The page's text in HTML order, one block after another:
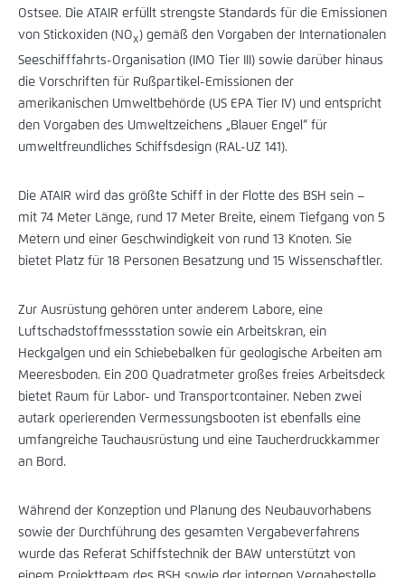
Ostsee. Die ATAIR erfüllt strengste Standards für die Emissionen
von Stickoxiden (NOx) gemäß den Vorgaben der Internationalen
Seeschifffahrts-Organisation (IMO Tier III) sowie darüber hinaus
die Vorschriften für Rußpartikel-Emissionen der
amerikanischen Umweltbehörde (US EPA Tier IV) und entspricht
den Vorgaben des Umweltzeichens „Blauer Engel“ für
umweltfreundliches Schiffsdesign (RAL-UZ 141).
Die ATAIR wird das größte Schiff in der Flotte des BSH sein –
mit 74 Meter Länge, rund 17 Meter Breite, einem Tiefgang von 5
Metern und einer Geschwindigkeit von rund 13 Knoten. Sie
bietet Platz für 18 Personen Besatzung und 15 Wissenschaftler.
Zur Ausrüstung gehören unter anderem Labore, eine
Luftschadstoffmessstation sowie ein Arbeitskran, ein
Heckgalgen und ein Schiebebalken für geologische Arbeiten am
Meeresboden. Ein 200 Quadratmeter großes freies Arbeitsdeck
bietet Raum für Labor- und Transportcontainer. Neben zwei
autark operierenden Vermessungsbooten ist ebenfalls eine
umfangreiche Tauchausrüstung und eine Taucherdruckkammer
an Bord.
Während der Konzeption und Planung des Neubauvorhabens
sowie der Durchführung des gesamten Vergabeverfahrens
wurde das Referat Schiffstechnik der BAW unterstützt von